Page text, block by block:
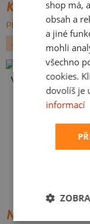
KATEGORIE
PROCHÁZET VŠE:
AUTO MOTO
Vlastní potisk
shop má,
obsah a
a jiné
mohli
všechno
cookies.
dovolíš je
informací